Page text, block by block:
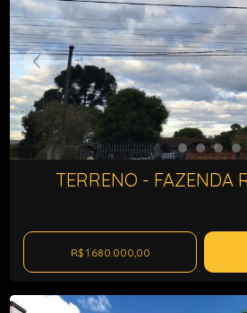
TERRENO - FAZENDA
R$ 1.680.000,00